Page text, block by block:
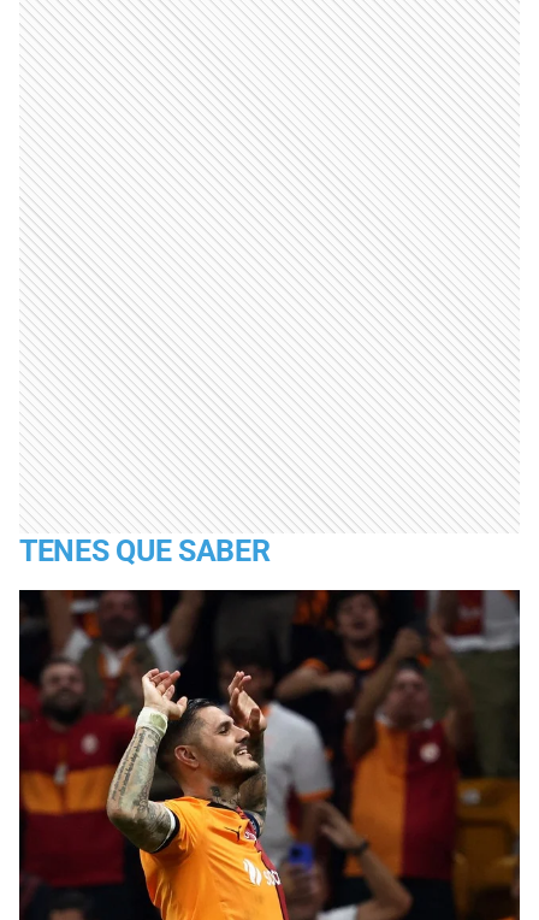
TENES QUE SABER